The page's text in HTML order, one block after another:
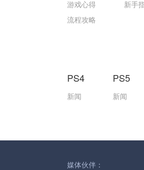
游戏心得
流程攻略
新手
PS4
新闻
PS5
新闻
媒体伙伴：